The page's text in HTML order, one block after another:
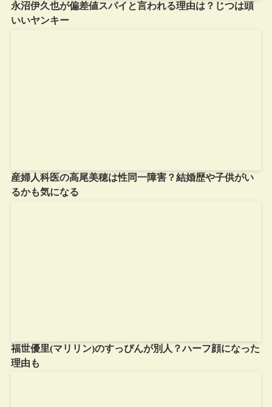
永沼伊久也が偏差値スパイと言われる理由は？じつは頭
いいヤンキー
産婦人科医の高尾美穂は性同一障害？結婚歴や子供がい
るかも気になる
福世優里(マリリン)のすっぴんが別人？ハーフ顔になった
理由も